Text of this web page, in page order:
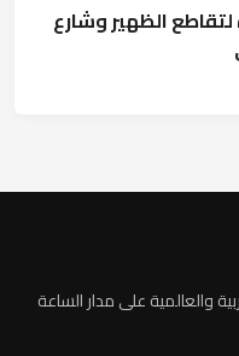
الظهير وشارع
والعالمية على مدار الساعة